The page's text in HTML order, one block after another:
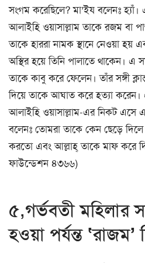
সংগম করেছিলে? মা’ইয বলেনঃ হ্যাঁ।
আলাইহি ওয়াসাল্লাম তাকে রজম বা
তাকে হাররা নামক স্থানে নেওয়া হয়
অস্থির হয়ে তিনি পালাতে থাকেন।
তাকে কাবু করে ফেলেন। তাঁর সঙ্গী
দিয়ে তাকে আঘাত করে হত্যা করেন।
আলাইহি ওয়াসাল্লাম-এর নিকট এসে
বলেনঃ তোমরা তাকে কেন ছেড়ে
করতো এবং আল্লাহ্‌ তাকে মাফ করে
ফাউন্ডেশন ৪৩৬৬)
৫,গর্ভবতী মহিলার
হওয়া পর্যন্ত ‘রাজম’